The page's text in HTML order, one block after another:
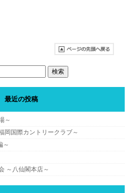
最近の投稿
～
岡国際カントリークラブ～
～
～八仙閣本店～